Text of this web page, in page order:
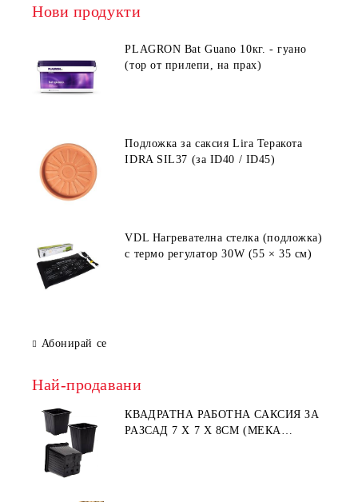
Нови продукти
PLAGRON Bat Guano 10кг. - гуано
(тор от прилепи, на прах)
Подложка за саксия Lira Теракота
IDRA SIL37 (за ID40 / ID45)
VDL Нагревателна стелка (подложка)
с термо регулатор 30W (55 × 35 см)
Абонирай се
Най-продавани
КВАДРАТНА РАБОТНА САКСИЯ ЗА
РАЗСАД 7 X 7 X 8СМ (МЕКА